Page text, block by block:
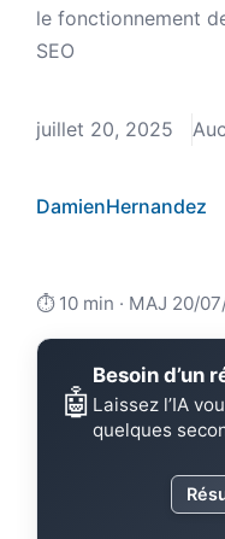
le fonctionnement
SEO
juillet 20, 2025
DamienHernandez
⏱️ 10 min · MAJ 20/
🤖
Besoin d’un
Laissez l’IA
quelques